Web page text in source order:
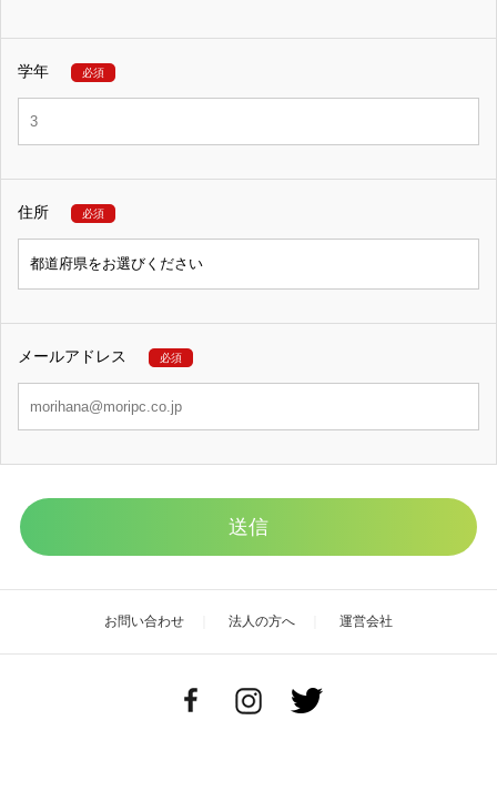
学年 必須
住所 必須
メールアドレス 必須
送信
お問い合わせ 法人の方へ 運営会社